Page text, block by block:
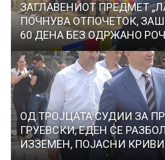
ЗАГЛАВЕНИОТ ПРЕДМЕТ
ПОЧНУВА ОТПОЧЕТОК,
60 ДЕНА БЕЗ ОДРЖАНО
ОД ТРОЈЦАТА СУДИИ ЗА
ГРУЕВСКИ, ЕДЕН СЕ
ИЗЗЕМЕН, ПОЈАСНИ